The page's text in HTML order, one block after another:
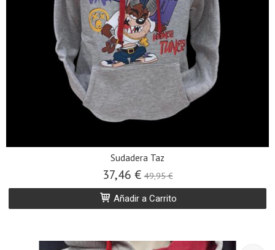
Sudadera Taz
37,46 €49,95 €
Añadir a Carrito